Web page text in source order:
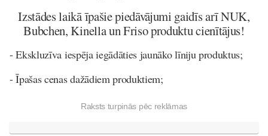
Izstādes laikā īpašie piedāvājumi gaidīs arī NUK,
Bubchen, Kinella un Friso produktu cienītājus!
- Ekskluzīva iespēja iegādāties jaunāko līniju produktus;
- Īpašas cenas dažādiem produktiem;
Raksts turpinās pēc reklāmas